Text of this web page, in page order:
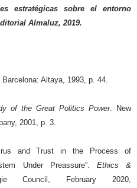
estratégicas sobre el entorno
Almaluz, 2019.
Barcelona: Altaya, 1993, p. 44.
of the Great Politics Power. New
2001, p. 3.
and Trust in the Process of
Under Preassure”. Ethics &
Council, February 2020,